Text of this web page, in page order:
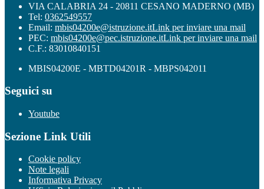
VIA CALABRIA 24 - 20811 CESANO MADERNO (MB)
Tel: 0362549557
Email: mbis04200e@istruzione.itLink per inviare una mail
PEC: mbis04200e@pec.istruzione.itLink per inviare una mail
C.F.: 83010840151
MBIS04200E - MBTD04201R - MBPS042011
Seguici su
Youtube
Sezione Link Utili
Cookie policy
Note legali
Informativa Privacy